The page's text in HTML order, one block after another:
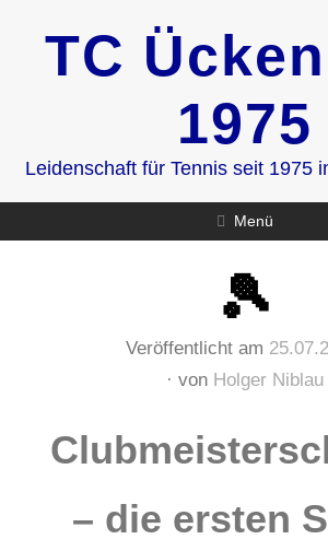
TC
1975
Leidenschaft für Tennis seit 1975
Menü
🎾
Veröffentlicht am
von Holger Niblau
– die ersten